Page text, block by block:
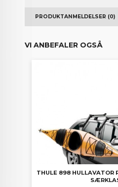
PRODUKTANMELDELSER (0)
VI ANBEFALER OGSÅ
THULE 898 HULLAVATOR